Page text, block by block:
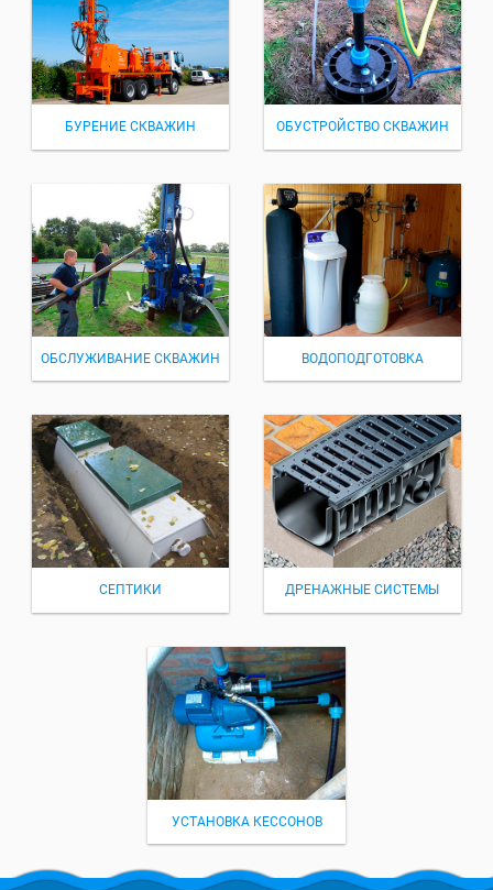
БУРЕНИЕ СКВАЖИН ОБУСТРОЙСТВО СКВАЖИН
ОБСЛУЖИВАНИЕ СКВАЖИН ВОДОПОДГОТОВКА
СЕПТИКИ ДРЕНАЖНЫЕ СИСТЕМЫ
УСТАНОВКА КЕССОНОВ